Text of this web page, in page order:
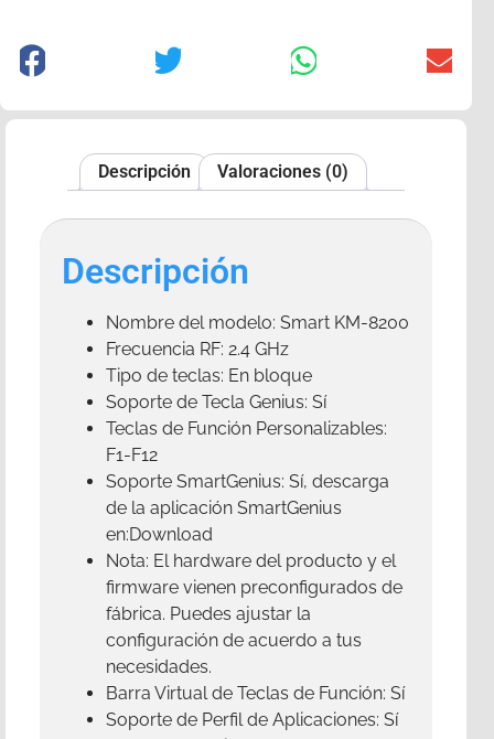
Descripción Valoraciones (0)
Descripción
Nombre del modelo: Smart KM-8200
Frecuencia RF: 2.4 GHz
Tipo de teclas: En bloque
Soporte de Tecla Genius: Sí
Teclas de Función Personalizables:
F1-F12
Soporte SmartGenius: Sí, descarga
de la aplicación SmartGenius
en:Download
Nota: El hardware del producto y el
firmware vienen preconfigurados de
fábrica. Puedes ajustar la
configuración de acuerdo a tus
necesidades.
Barra Virtual de Teclas de Función: Sí
Soporte de Perfil de Aplicaciones: Sí